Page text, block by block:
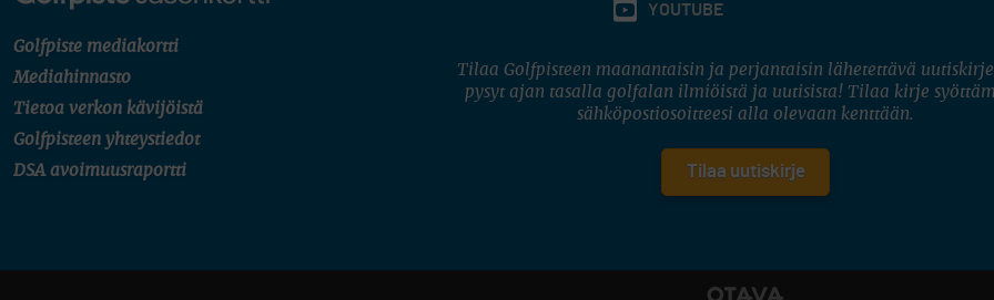
Golfpiste mediakortti
Mediahinnasto
Tietoa verkon kävijöistä
Golfpisteen yhteystiedot
DSA avoimuusraportti
YOUTUBE
Tilaa Golfpisteen maanantaisin ja perjantaisin lähetettävä
pysyt ajan tasalla golfalan ilmiöistä ja uutisista! Tilaa kirje
sähköpostiosoitteesi alla olevaan kenttään.
Tilaa uutiskirje